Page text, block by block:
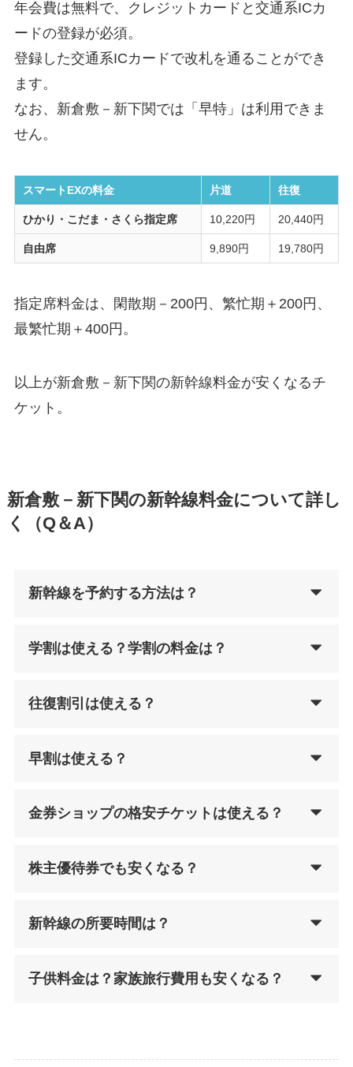
年会費は無料で、クレジットカードと交通系ICカ
ードの登録が必須。
登録した交通系ICカードで改札を通ることができ
ます。
なお、新倉敷－新下関では「早特」は利用できま
せん。
スマートEXの料金 片道 往復
ひかり・こだま・さくら指定席 10,220円 20,440円
自由席 9,890円 19,780円
指定席料金は、閑散期－200円、繁忙期＋200円、
最繁忙期＋400円。
以上が新倉敷－新下関の新幹線料金が安くなるチ
ケット。
新倉敷－新下関の新幹線料金について詳し
く（Q＆A）
新幹線を予約する方法は？
学割は使える？学割の料金は？
往復割引は使える？
早割は使える？
金券ショップの格安チケットは使える？
株主優待券でも安くなる？
新幹線の所要時間は？
子供料金は？家族旅行費用も安くなる？